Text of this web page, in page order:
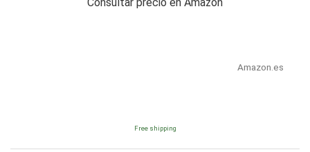
Consultar precio en Amazon
Amazon.es
Free shipping